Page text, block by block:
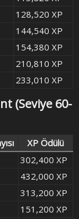
128,520 XP
144,540 XP
154,380 XP
210,810 XP
233,010 XP
(Seviye 60-
XP Ödülü
302,400 XP
432,000 XP
313,200 XP
151,200 XP